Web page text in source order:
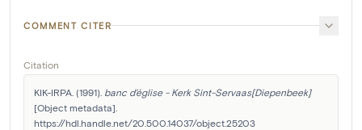
COMMENT CITER
Citation
KIK-IRPA. (1991). banc d'église - Kerk Sint-Servaas[Diepenbeek]
[Object metadata].
https://hdl.handle.net/20.500.14037/object.25203